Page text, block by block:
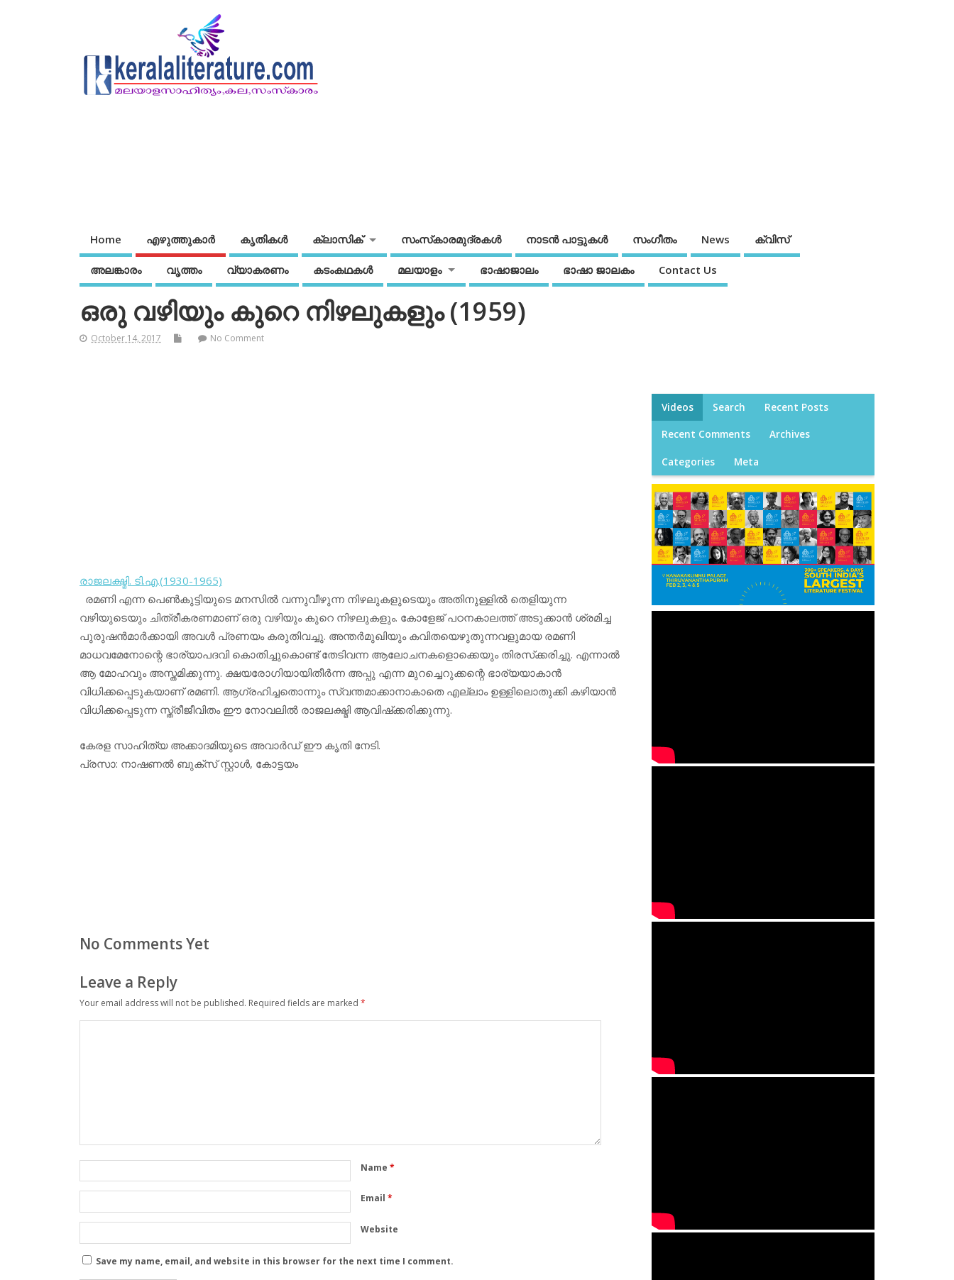
Home എഴുത്തുകാര്‍ കൃതികൾ ക്ലാസിക് സംസ്‌കാരമുദ്രകള്‍ നാടന്‍ പാട്ടുകള്‍ സംഗീതം News ക്വിസ്
അലങ്കാരം വൃത്തം വ്യാകരണം കടംകഥകള്‍ മലയാളം ഭാഷാജാലം ഭാഷാ ജാലകം Contact Us
ഒരു വഴിയും കുറെ നിഴലുകളും (1959)
October 14, 2017 No Comment
രാജലക്ഷ്മി. ടി.എ.(1930-1965)
രമണി എന്ന പെണ്‍കുട്ടിയുടെ മനസില്‍ വന്നുവീഴുന്ന നിഴലുകളുടെയും അതിനുള്ളില്‍ തെളിയുന്ന
വഴിയുടെയും ചിത്രീകരണമാണ് ഒരു വഴിയും കുറെ നിഴലുകളും. കോളേജ് പഠനകാലത്ത് അടുക്കാന്‍ ശ്രമിച്ച
പുരുഷന്‍മാര്‍ക്കായി അവള്‍ പ്രണയം കരുതിവച്ചു. അന്തര്‍മുഖിയും കവിതയെഴുതുന്നവളുമായ രമണി
മാധവമേനോന്റെ ഭാര്യാപദവി കൊതിച്ചുകൊണ്ട് തേടിവന്ന ആലോചനകളൊക്കെയും തിരസ്‌ക്കരിച്ചു. എന്നാല്‍
ആ മോഹവും അസ്തമിക്കുന്നു. ക്ഷയരോഗിയായിതീര്‍ന്ന അപ്പു എന്ന മുറച്ചെറുക്കന്റെ ഭാര്യയാകാന്‍
വിധിക്കപ്പെടുകയാണ് രമണി. ആഗ്രഹിച്ചതൊന്നും സ്വന്തമാക്കാനാകാതെ എല്ലാം ഉള്ളിലൊതുക്കി കഴിയാന്‍
വിധിക്കപ്പെടുന്ന സ്ത്രീജീവിതം ഈ നോവലില്‍ രാജലക്ഷ്മി ആവിഷ്‌ക്കരിക്കുന്നു.
കേരള സാഹിത്യ അക്കാദമിയുടെ അവാര്‍ഡ് ഈ കൃതി നേടി.
പ്രസാ: നാഷണല്‍ ബുക്‌സ് സ്റ്റാള്‍, കോട്ടയം
No Comments Yet
Leave a Reply
Your email address will not be published. Required fields are marked *
Name *
Email *
Website
Save my name, email, and website in this browser for the next time I comment.
Videos Search Recent Posts
Recent Comments Archives
Categories Meta